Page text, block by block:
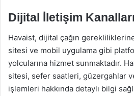
Dijital İletişim Kanalları
Havaist, dijital çağın
sitesi ve mobil uygulama gibi
yolcularına hizmet sunmaktadır.
sitesi, sefer saatleri, güzergahlar
işlemleri hakkında detaylı bilgi